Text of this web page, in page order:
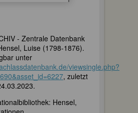
- Zentrale Datenbank
Luise (1798-1876).
unter
viewsingle.php?
, zuletzt
Hensel,